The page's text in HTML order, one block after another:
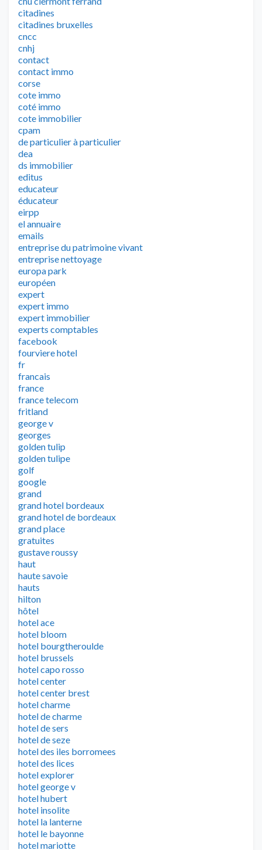
citadines
citadines bruxelles
cncc
cnhj
contact
contact immo
corse
cote immo
coté immo
cote immobilier
cpam
de particulier à particulier
dea
ds immobilier
editus
educateur
éducateur
eirpp
el annuaire
emails
entreprise du patrimoine vivant
entreprise nettoyage
europa park
européen
expert
expert immo
expert immobilier
experts comptables
facebook
fourviere hotel
fr
francais
france
france telecom
fritland
george v
georges
golden tulip
golden tulipe
golf
google
grand
grand hotel bordeaux
grand hotel de bordeaux
grand place
gratuites
gustave roussy
haut
haute savoie
hauts
hilton
hôtel
hotel ace
hotel bloom
hotel bourgtheroulde
hotel brussels
hotel capo rosso
hotel center
hotel center brest
hotel charme
hotel de charme
hotel de sers
hotel de seze
hotel des iles borromees
hotel des lices
hotel explorer
hotel george v
hotel hubert
hotel insolite
hotel la lanterne
hotel le bayonne
hotel mariotte